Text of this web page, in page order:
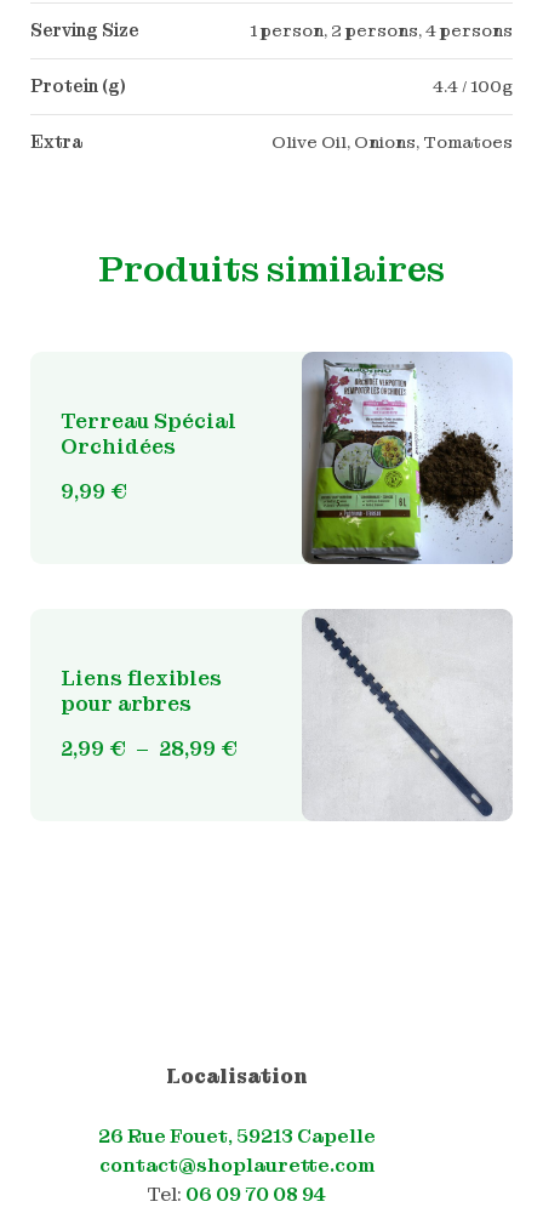
Serving Size 1 person, 2 persons, 4 persons
Protein (g) 4.4 / 100g
Extra Olive Oil, Onions, Tomatoes
Produits similaires
Terreau Spécial
Orchidées
9,99 €
du
Liens flexibles
pour arbres
2,99 € – 28,99 €Plage
Localisation
26 Rue Fouet, 59213 Capelle
contact@shoplaurette.com
Tel: 06 09 70 08 94